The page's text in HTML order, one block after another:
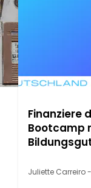
Finanziere
Bootcamp
Juliette Carreiro